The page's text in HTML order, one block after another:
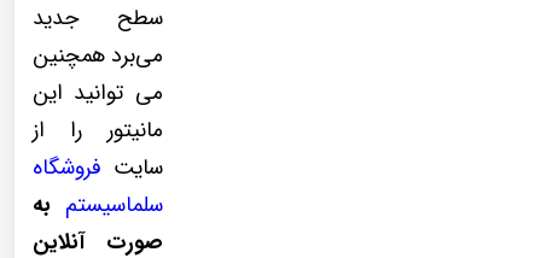
سطح جدید
می‌برد همچنین
می توانید این
مانیتور را از
سایت فروشگاه
سلماسیستم به
صورت آنلاین